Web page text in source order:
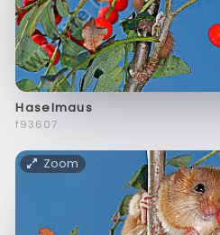
Haselmaus
f93607
Zoom